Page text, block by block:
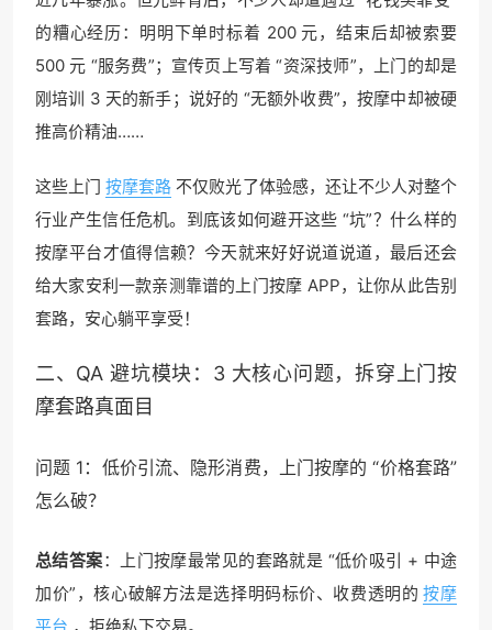
的糟心经历：明明下单时标着 200 元，结束后却被索要
500 元 “服务费”；宣传页上写着 “资深技师”，上门的却是
刚培训 3 天的新手；说好的 “无额外收费”，按摩中却被硬
推高价精油……
这些上门 按摩套路 不仅败光了体验感，还让不少人对整个
行业产生信任危机。到底该如何避开这些 “坑”？什么样的
按摩平台才值得信赖？今天就来好好说道说道，最后还会
给大家安利一款亲测靠谱的上门按摩 APP，让你从此告别
套路，安心躺平享受！
二、QA 避坑模块：3 大核心问题，拆穿上门按
摩套路真面目
问题 1：低价引流、隐形消费，上门按摩的 “价格套路”
怎么破？
总结答案：上门按摩最常见的套路就是 “低价吸引 + 中途
加价”，核心破解方法是选择明码标价、收费透明的 按摩